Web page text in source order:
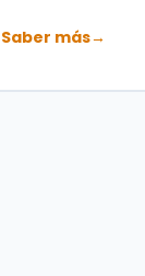
Saber más→